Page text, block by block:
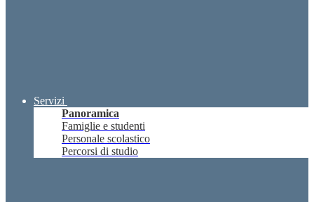
Servizi
Panoramica
Famiglie e studenti
Personale scolastico
Percorsi di studio